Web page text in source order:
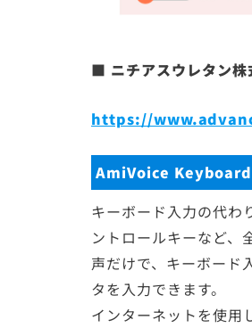
■ ニチアスウレタン
https://
AmiVoice Keyboard
キーボード入力の代わ
ントロールキーなど、
声だけで、キーボード
タを入力できます。
インターネットを使用